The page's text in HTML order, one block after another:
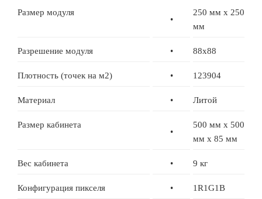
Размер модуля
•
250 мм x 250
мм
Разрешение модуля • 88x88
Плотность (точек на м2) • 123904
Материал • Литой
Размер кабинета
•
500 мм x 500
мм x 85 мм
Вес кабинета • 9 кг
Конфигурация пикселя • 1R1G1B